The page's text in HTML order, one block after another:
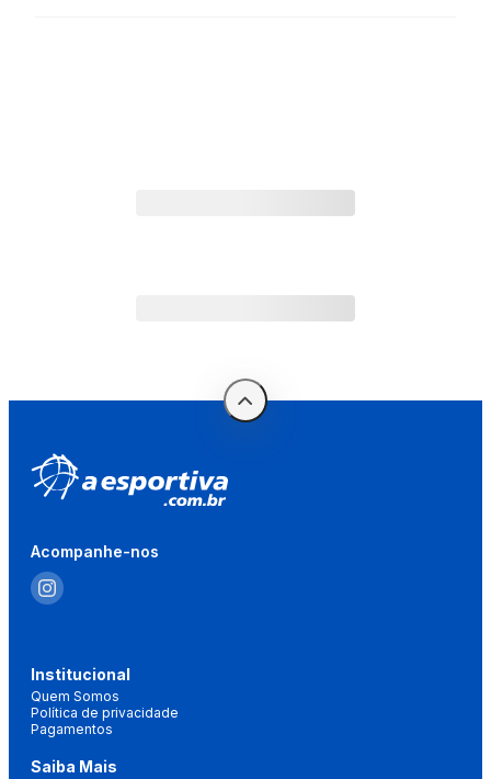
Acompanhe-nos
Institucional
Quem Somos
Política de privacidade
Pagamentos
Saiba Mais